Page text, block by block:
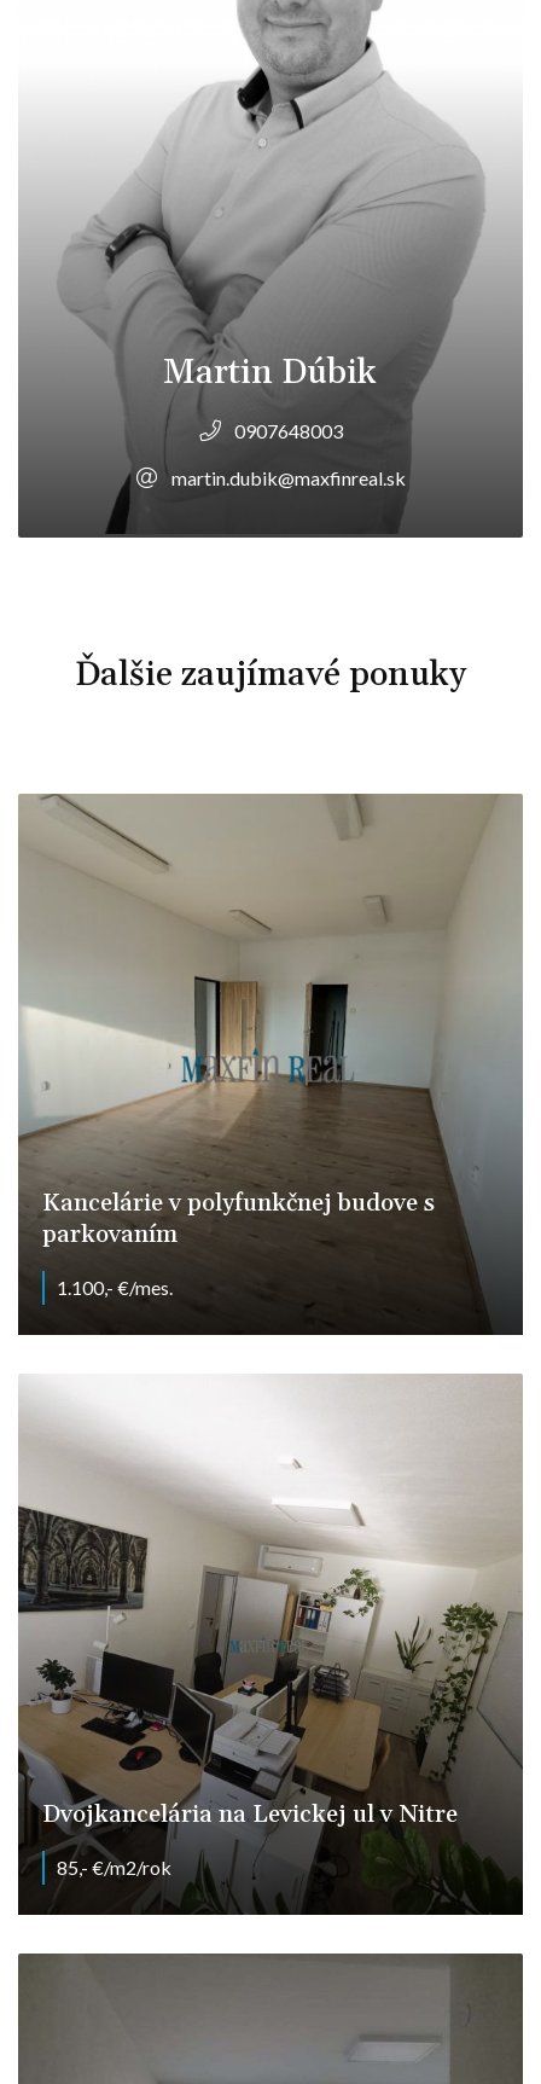
Martin Dúbik
0907648003
martin.dubik@maxfinreal.sk
Ďalšie zaujímavé ponuky
Kancelárie v polyfunkčnej budove s
parkovaním
1.100,- €/mes.
Dvojkancelária na Levickej ul v Nitre
85,- €/m2/rok